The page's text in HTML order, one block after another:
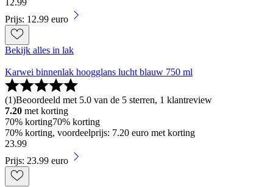
12.99
Prijs: 12.99 euro
Bekijk alles in lak
Karwei binnenlak hoogglans lucht blauw 750 ml
(1)Beoordeeld met 5.0 van de 5 sterren, 1 klantreview
7.20 met korting
70% korting70% korting
70% korting, voordeelprijs: 7.20 euro met korting
23.99
Prijs: 23.99 euro